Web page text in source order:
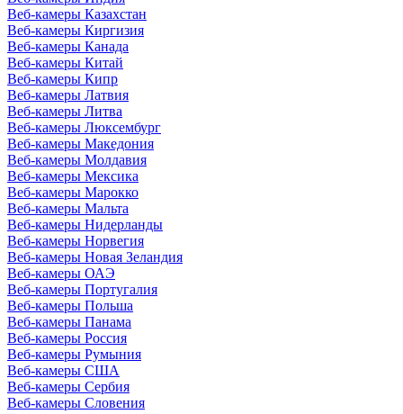
Веб-камеры Казахстан
Веб-камеры Киргизия
Веб-камеры Канада
Веб-камеры Китай
Веб-камеры Кипр
Веб-камеры Латвия
Веб-камеры Литва
Веб-камеры Люксембург
Веб-камеры Македония
Веб-камеры Молдавия
Веб-камеры Мексика
Веб-камеры Марокко
Веб-камеры Мальта
Веб-камеры Нидерланды
Веб-камеры Норвегия
Веб-камеры Новая Зеландия
Веб-камеры ОАЭ
Веб-камеры Португалия
Веб-камеры Польша
Веб-камеры Панама
Веб-камеры Россия
Веб-камеры Румыния
Веб-камеры США
Веб-камеры Сербия
Веб-камеры Словения